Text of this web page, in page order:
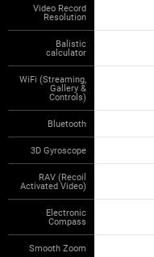
Video Record
Resolution
Balistic
calculator
WiFi (Streaming,
Gallery &
Controls)
Bluetooth
3D Gyroscope
RAV (Recoil
Activated Video)
Electronic
Compass
Smooth Zoom